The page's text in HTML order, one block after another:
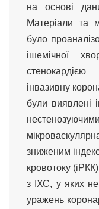
на основі
Матеріали та
було
ішемічної
інвазивну
були виявлені
зниженим
кровотоку
з ІХС, у яких
уражень